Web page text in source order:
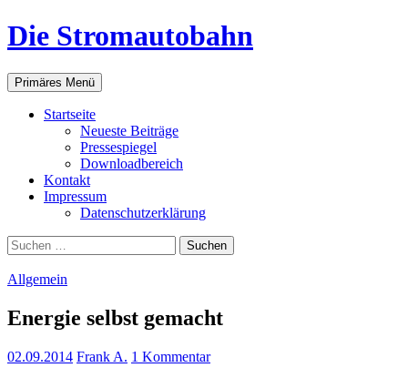
Zum
Inhalt
Die Stromautobahn
Suchen
Primäres Menü
Start­sei­te
Neu­es­te Beiträge
Pres­se­spie­gel
Down­load­be­reich
Kon­takt
Impres­sum
Daten­schutz­er­klä­rung
Suchen
nach:
Allgemein
Ener­gie selbst gemacht
02.09.2014 Frank A. 1 Kommentar